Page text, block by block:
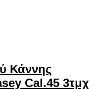
Κάννης
Cal.45 3τμχ